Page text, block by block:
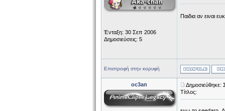
Ένταξη: 30 Σεπ 2006
Δημοσιεύσεις: 5
Παιδια αν ειναι
Επιστροφή στην κορυφή
oc3an
Δημοσιεύθηκε:
Τίτλος: